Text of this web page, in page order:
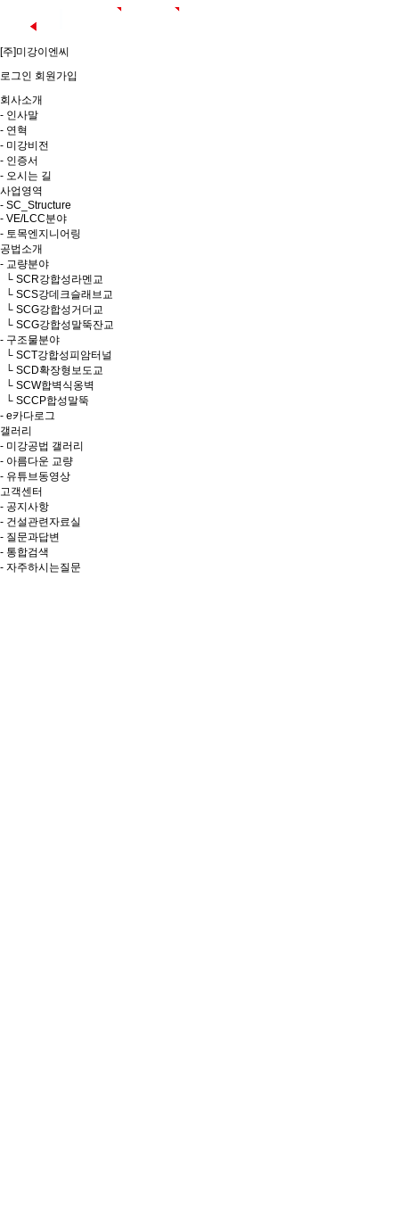
[주]미강이엔씨
로그인 회원가입
회사소개
- 인사말
- 연혁
- 미강비전
- 인증서
- 오시는 길
사업영역
- SC_Structure
- VE/LCC분야
- 토목엔지니어링
공법소개
- 교량분야
└ SCR강합성라멘교
└ SCS강데크슬래브교
└ SCG강합성거더교
└ SCG강합성말뚝잔교
- 구조물분야
└ SCT강합성피암터널
└ SCD확장형보도교
└ SCW합벽식옹벽
└ SCCP합성말뚝
- e카다로그
갤러리
- 미강공법 갤러리
- 아름다운 교량
- 유튜브동영상
고객센터
- 공지사항
- 건설관련자료실
- 질문과답변
- 통합검색
- 자주하시는질문